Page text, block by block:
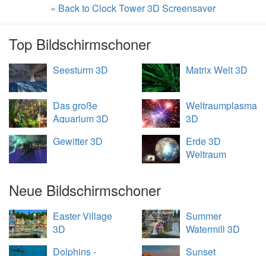
« Back to Clock Tower 3D Screensaver
Top Bildschirmschoner
Seesturm 3D Matrix Welt 3D
Das große
Aquarium 3D
Weltraumplasma
3D
Gewitter 3D
Erde 3D
Weltraum
Neue Bildschirmschoner
Easter Village
3D
Summer
Watermill 3D
Dolphins -
Sunset